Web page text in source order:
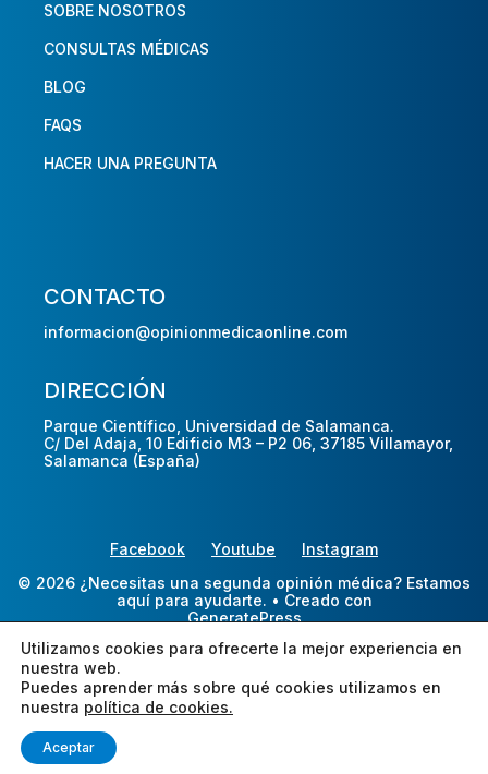
SOBRE NOSOTROS
CONSULTAS MÉDICAS
BLOG
FAQS
HACER UNA PREGUNTA
CONTACTO
informacion@opinionmedicaonline.com
DIRECCIÓN
Parque Científico, Universidad de Salamanca.
C/ Del Adaja, 10 Edificio M3 – P2 06, 37185 Villamayor,
Salamanca (España)
Facebook Youtube
Instagram
© 2026 ¿Necesitas una segunda opinión médica? Estamos
aquí para ayudarte. • Creado con
GeneratePress
Utilizamos cookies para ofrecerte la mejor experiencia en
nuestra web.
Puedes aprender más sobre qué cookies utilizamos en
nuestra política de cookies.
Aceptar